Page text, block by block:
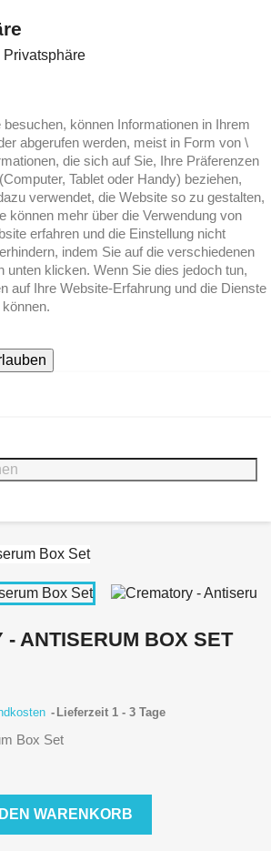
Privatsphäre
können Informationen in Ihrem
abgerufen werden, meist in Form von \
die sich auf Sie, Ihre Präferenzen
Tablet oder Handy) beziehen,
verwendet, die Website so zu gestalten,
können mehr über die Verwendung von
erfahren und die Einstellung nicht
indem Sie auf die verschiedenen
unten klicken. Wenn Sie dies jedoch tun,
auf Ihre Website-Erfahrung und die Dienste
- ANTISERUM BOX SET
Lieferzeit 1 - 3 Tage
Box Set
DEN WARENKORB